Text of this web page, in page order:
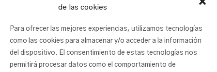
de las cookies
Para ofrecer las mejores experiencias, utilizamos tecnologías
como las cookies para almacenar y/o acceder a la información
del dispositivo. El consentimiento de estas tecnologías nos
permitirá procesar datos como el comportamiento de